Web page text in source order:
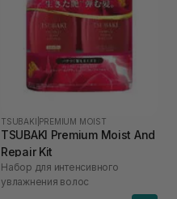
TSUBAKI PREMIUM MOIST
TSUBAKI Premium Moist And
Repair Kit
Набор для интенсивного
увлажнения волос